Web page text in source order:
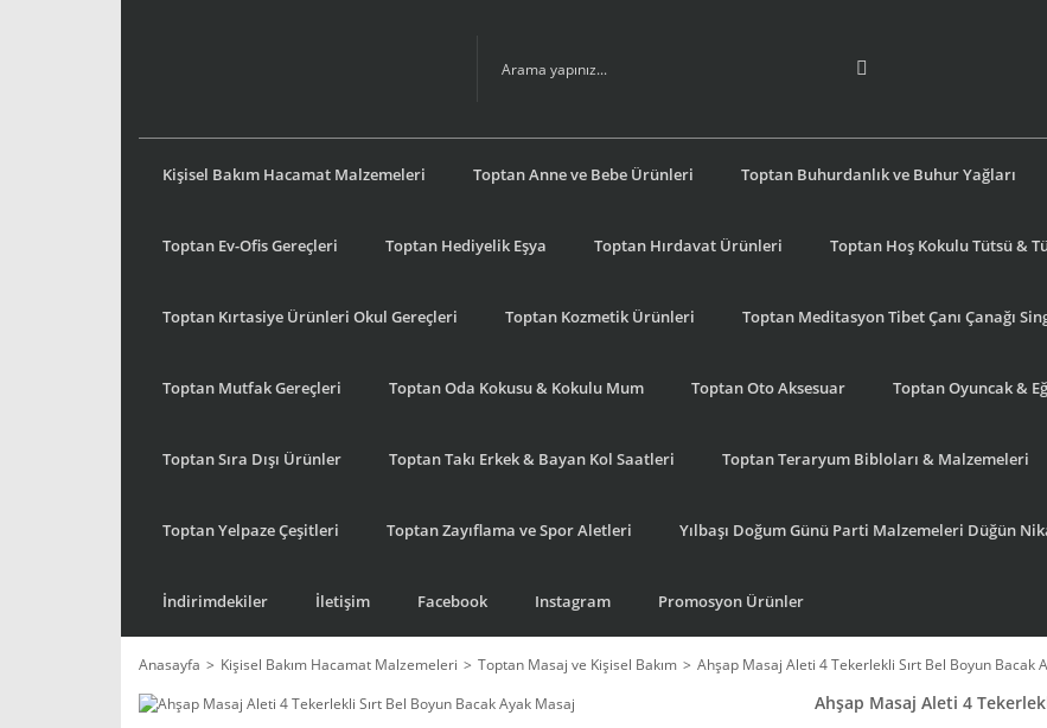
Kişisel Bakım Hacamat Malzemeleri Toptan Anne ve Bebe Ürünleri Toptan Buhurdanlık ve Buhur Yağları
Toptan Ev-Ofis Gereçleri Toptan Hediyelik Eşya Toptan Hırdavat Ürünleri Toptan Hoş Kokulu Tütsü &
Toptan Kırtasiye Ürünleri Okul Gereçleri Toptan Kozmetik Ürünleri Toptan Meditasyon Tibet Çanı Çanağı
Toptan Mutfak Gereçleri Toptan Oda Kokusu & Kokulu Mum Toptan Oto Aksesuar Toptan Oyuncak &
Toptan Sıra Dışı Ürünler Toptan Takı Erkek & Bayan Kol Saatleri Toptan Teraryum Bibloları & Malzemeleri
Toptan Yelpaze Çeşitleri Toptan Zayıflama ve Spor Aletleri Yılbaşı Doğum Günü Parti Malzemeleri Düğün
İndirimdekiler İletişim Facebook Instagram Promosyon Ürünler
Anasayfa Kişisel Bakım Hacamat Malzemeleri Toptan Masaj ve Kişisel Bakım Ahşap Masaj Aleti 4 Tekerlekli Sırt Bel Boyun Bacak
Ahşap Masaj Aleti 4